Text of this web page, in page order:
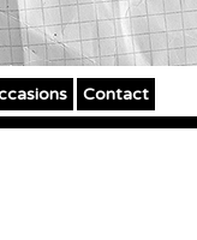
Contact